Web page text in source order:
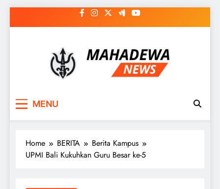
to
MAHADEWA NEWS
MENU
Home BERITA
Berita Kampus
UPMI Bali Kukuhkan Guru Besar ke-5